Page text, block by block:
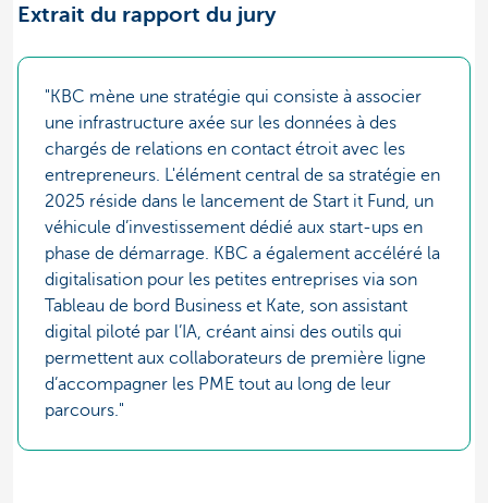
Extrait du rapport du jury
"KBC mène une stratégie qui consiste à associer
une infrastructure axée sur les données à des
chargés de relations en contact étroit avec les
entrepreneurs. L'élément central de sa stratégie en
2025 réside dans le lancement de Start it Fund, un
véhicule d’investissement dédié aux start-ups en
phase de démarrage. KBC a également accéléré la
digitalisation pour les petites entreprises via son
Tableau de bord Business et Kate, son assistant
digital piloté par l’IA, créant ainsi des outils qui
permettent aux collaborateurs de première ligne
d’accompagner les PME tout au long de leur
parcours."